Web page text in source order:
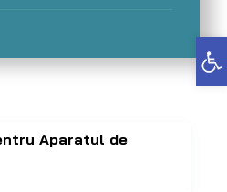
Deschide bara de unelte
Aparatul de